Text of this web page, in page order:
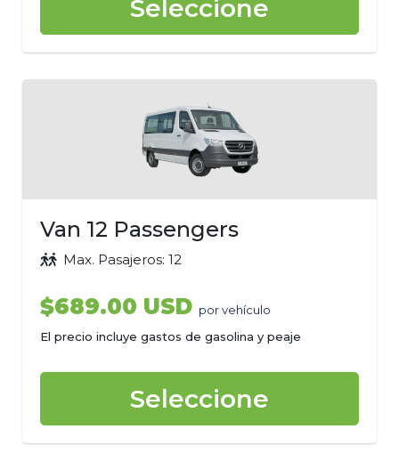
Seleccione
Van 12 Passengers
Max. Pasajeros: 12
$689.00 USD por vehículo
El precio incluye gastos de gasolina y peaje
Seleccione